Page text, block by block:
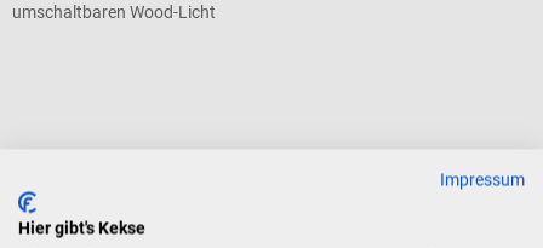
umschaltbaren Wood-Licht
Preise inkl. MwSt. zzgl.
Versandkosten
In den Warenkorb
Impressum
Hier gibt's Kekse